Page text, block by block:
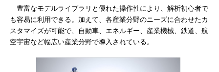
豊富なモデルライブラリと優れた操作性により、解析初心者で
も容易に利用できる。加えて、各産業分野のニーズに合わせたカ
スタマイズが可能で、自動車、エネルギー、産業機械、鉄道、航
空宇宙など幅広い産業分野で導入されている。